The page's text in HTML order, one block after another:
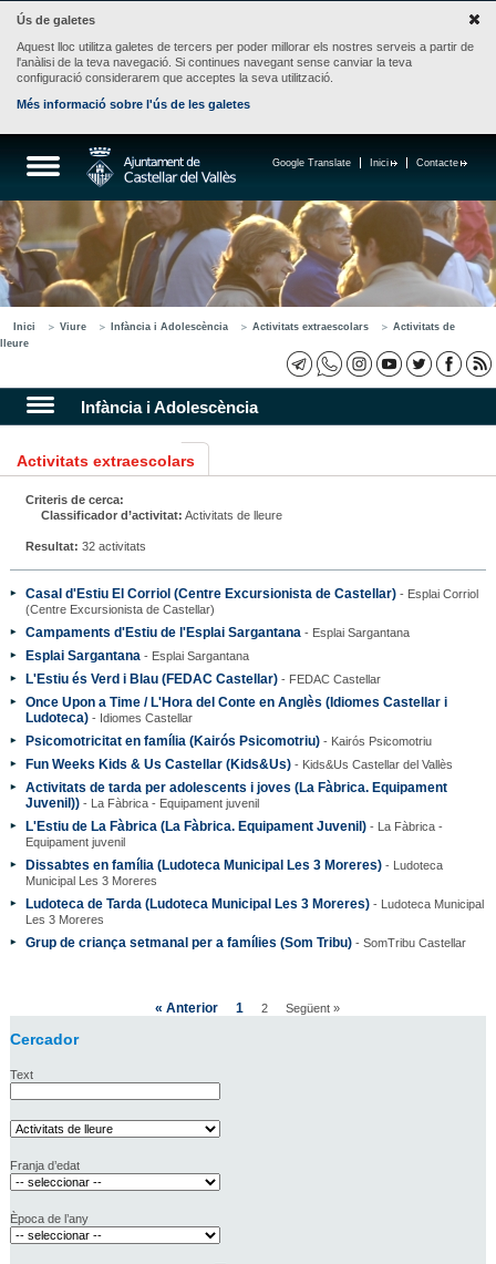
Ús de galetes
Aquest lloc utilitza galetes de tercers per poder millorar els nostres serveis a partir de
l'anàlisi de la teva navegació. Si continues navegant sense canviar la teva
configuració considerarem que acceptes la seva utilització.
Més informació sobre l'ús de les galetes
Contacte
Inici
Google Translate
Inici Viure Infància i Adolescència Activitats extraescolars
Activitats de
lleure
Infància i Adolescència
Activitats extraescolars
Criteris de cerca:
Classificador d’activitat: Activitats de lleure
Resultat: 32 activitats
Casal d'Estiu El Corriol (Centre Excursionista de Castellar)- Esplai Corriol
(Centre Excursionista de Castellar)
Campaments d'Estiu de l'Esplai Sargantana - Esplai Sargantana
Esplai Sargantana - Esplai Sargantana
L'Estiu és Verd i Blau (FEDAC Castellar)- FEDAC Castellar
Once Upon a Time / L'Hora del Conte en Anglès (Idiomes Castellar i
Ludoteca)- Idiomes Castellar
Psicomotricitat en família (Kairós Psicomotriu)- Kairós Psicomotriu
Fun Weeks Kids & Us Castellar (Kids&Us)- Kids&Us Castellar del Vallès
Activitats de tarda per adolescents i joves (La Fàbrica. Equipament
Juvenil))- La Fàbrica - Equipament juvenil
L'Estiu de La Fàbrica (La Fàbrica. Equipament Juvenil)- La Fàbrica -
Equipament juvenil
Dissabtes en família (Ludoteca Municipal Les 3 Moreres)- Ludoteca
Municipal Les 3 Moreres
Ludoteca de Tarda (Ludoteca Municipal Les 3 Moreres)- Ludoteca Municipal
Les 3 Moreres
Grup de criança setmanal per a famílies (Som Tribu)- SomTribu Castellar
« Anterior 1 2 Següent »
Cercador
Text
Franja d’edat
Època de l’any